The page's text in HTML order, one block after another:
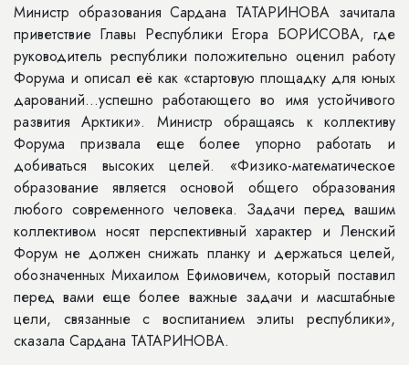
Министр образования Сардана ТАТАРИНОВА зачитала
приветствие Главы Республики Егора БОРИСОВА, где
руководитель республики положительно оценил работу
Форума и описал её как «стартовую площадку для юных
дарований...успешно работающего во имя устойчивого
развития Арктики». Министр обращаясь к коллективу
Форума призвала еще более упорно работать и
добиваться высоких целей. «Физико-математическое
образование является основой общего образования
любого современного человека. Задачи перед вашим
коллективом носят перспективный характер и Ленский
Форум не должен снижать планку и держаться целей,
обозначенных Михаилом Ефимовичем, который поставил
перед вами еще более важные задачи и масштабные
цели, связанные с воспитанием элиты республики»,
сказала Сардана ТАТАРИНОВА.